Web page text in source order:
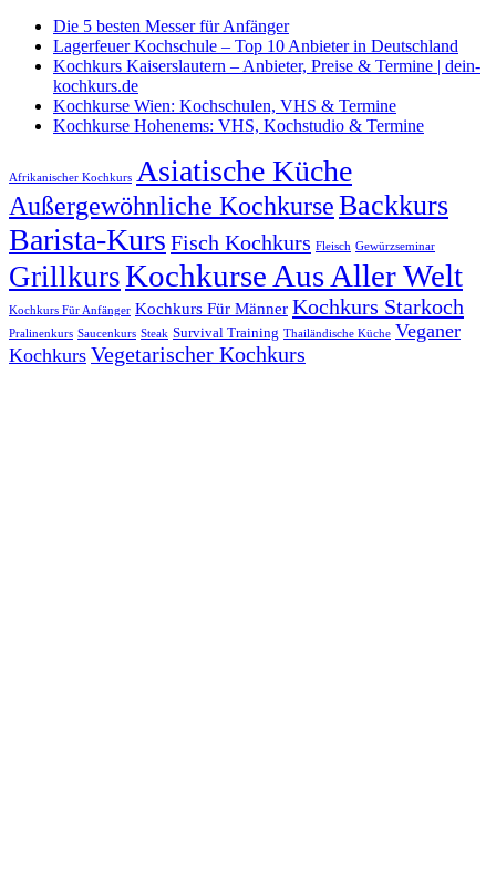
Die 5 besten Messer für Anfänger
Lagerfeuer Kochschule – Top 10 Anbieter in Deutschland
Kochkurs Kaiserslautern – Anbieter, Preise & Termine | dein-
kochkurs.de
Kochkurse Wien: Kochschulen, VHS & Termine
Kochkurse Hohenems: VHS, Kochstudio & Termine
Afrikanischer Kochkurs Asiatische Küche
Außergewöhnliche KochkurseBackkurs
Barista-Kurs Fisch Kochkurs Fleisch Gewürzseminar
GrillkursKochkurse Aus Aller Welt
Kochkurs Für Anfänger Kochkurs Für Männer Kochkurs Starkoch
Pralinenkurs Saucenkurs Steak Survival Training Thailändische Küche Veganer
Kochkurs Vegetarischer Kochkurs